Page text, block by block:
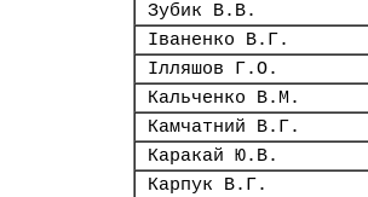
Зубик В.В.
Іваненко В.Г.
Ілляшов Г.О.
Кальченко В.М.
Камчатний В.Г.
Каракай Ю.В.
Карпук В.Г.